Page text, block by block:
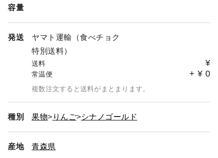
容量
発送
ヤマト運輸（食べチョク
特別送料）
送料 ¥
常温便 + ¥ 0
複数注文すると送料がまとまります。
種別 果物 りんご シナノゴールド
産地 青森県